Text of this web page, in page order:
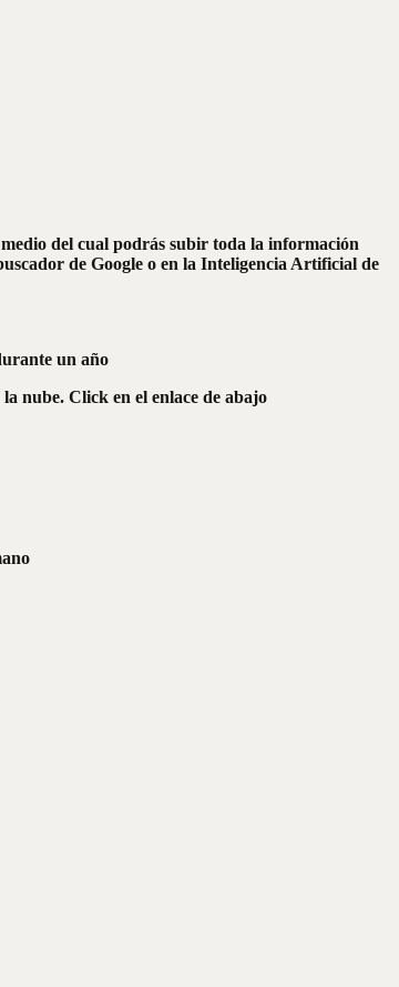
del cual podrás subir toda la información
de Google o en la Inteligencia Artificial de
un año
nube. Click en el enlace de abajo